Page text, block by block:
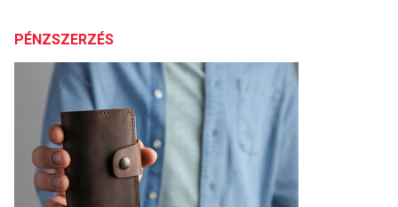
PÉNZSZERZÉS